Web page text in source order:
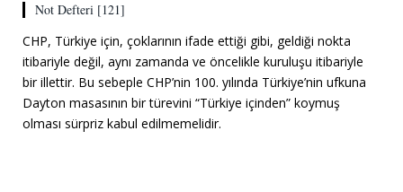
Not Defteri [121]
CHP, Türkiye için, çoklarının ifade ettiği gibi, geldiği nokta
itibariyle değil, aynı zamanda ve öncelikle kuruluşu itibariyle
bir illettir. Bu sebeple CHP’nin 100. yılında Türkiye’nin ufkuna
Dayton masasının bir türevini “Türkiye içinden” koymuş
olması sürpriz kabul edilmemelidir.